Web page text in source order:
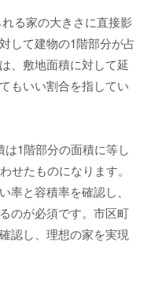
る家の大きさに直接影
して建物の1階部分が占
、敷地面積に対して延
もいい割合を指してい
1階部分の面積に等し
せたものになります。
率と容積率を確認し、
のが必須です。市区町
認し、理想の家を実現